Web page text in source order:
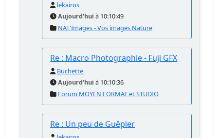
lekairos
Aujourd'hui à 10:10:49
NAT'Images - Vos images Nature
Re : Macro Photographie - Fuji GFX
Buchette
Aujourd'hui à 10:10:36
Forum MOYEN FORMAT et STUDIO
Re : Un peu de Guêpier